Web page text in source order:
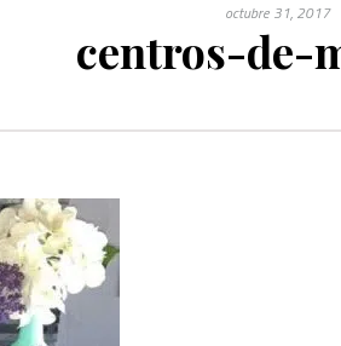
octubre 31, 2017
centros-de-